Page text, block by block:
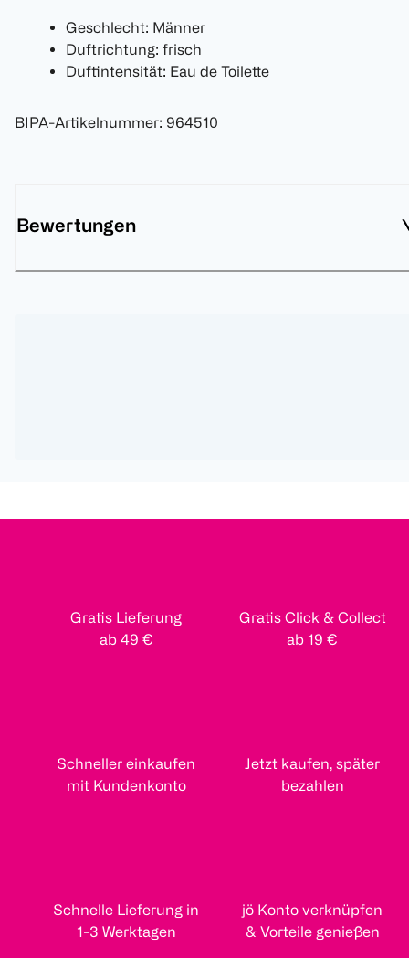
Geschlecht: Männer
Duftrichtung: frisch
Duftintensität: Eau de Toilette
BIPA-Artikelnummer: 964510
Bewertungen
Gratis Lieferung
ab 49 €
Gratis Click & Collect
ab 19 €
Schneller einkaufen
mit Kundenkonto
Jetzt kaufen, später
bezahlen
Schnelle Lieferung in
1-3 Werktagen
jö Konto verknüpfen
& Vorteile genießen